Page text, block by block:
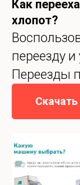
Как
хлопот?
переезду
Переезды